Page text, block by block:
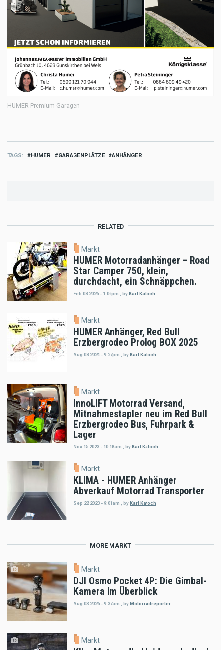
HUMER Premium Garagen
TAGS HUMER GARAGENPLÄTZE ANHÄNGER
RELATED
Markt
HUMER Motorradanhänger – Road
Star Camper 750, klein,
durchdacht, ein Schnäppchen.
Feb 08 2026 - 1:06pm byKarl Katoch
Markt
HUMER Anhänger, Red Bull
Erzbergrodeo Prolog BOX 2025
Aug 08 2024 - 9:27pm , by Karl Katoch
Markt
InnoLIFT Motorrad Versand,
Mitnahmestapler neu im Red Bull
Erzbergrodeo Bus, Fuhrpark &
Lager
Nov 15 2023 - 10:18am byKarl Katoch
Markt
KLIMA - HUMER Anhänger
Abverkauf Motorrad Transporter
Sep 22 2023 - 9:01am byKarl Katoch
MORE MARKT
Markt
DJI Osmo Pocket 4P: Die Gimbal-
Kamera im Überblick
Aug 03 2026 - 9:37am byMotorradreporter
Markt